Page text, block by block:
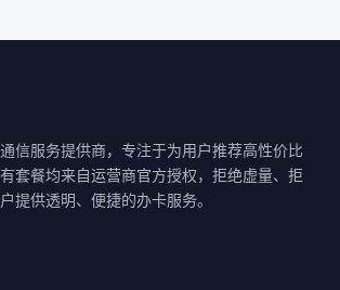
信服务提供商，专注于为用户推荐高性价比
套餐均来自运营商官方授权，拒绝虚量、拒
提供透明、便捷的办卡服务。